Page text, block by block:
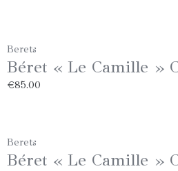
Berets
Béret « Le Camille »
€85.00
Berets
Béret « Le Camille »